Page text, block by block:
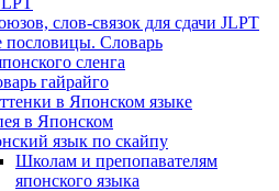
слов-связок для сдачи JLPT
пословицы. Словарь
сленга
гайрайго
в Японском языке
в Японском
язык по скайпу
Школам и препопавателям
японского языка